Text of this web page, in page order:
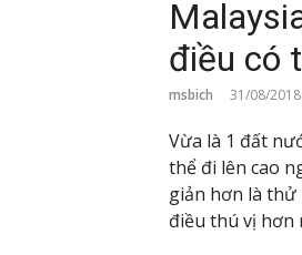
điều có
msbich 31/08/2018
Vừa là 1 đất
thể đi lên cao
giản hơn là thử
điều thú vị hơn